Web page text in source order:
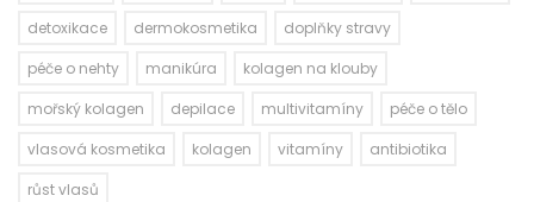
detoxikace
dermokosmetika
doplňky stravy
péče o nehty
manikúra
kolagen na klouby
mořský kolagen
depilace multivitamíny
péče o tělo
vlasová kosmetika
kolagen vitamíny
antibiotika
růst vlasů